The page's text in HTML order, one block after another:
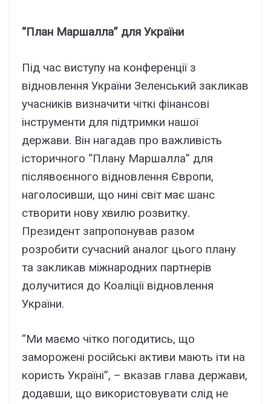
“План Маршалла” для України
Під час виступу на конференції з
відновлення України Зеленський закликав
учасників визначити чіткі фінансові
інструменти для підтримки нашої
держави. Він нагадав про важливість
історичного “Плану Маршалла” для
післявоєнного відновлення Європи,
наголосивши, що нині світ має шанс
створити нову хвилю розвитку.
Президент запропонував разом
розробити сучасний аналог цього плану
та закликав міжнародних партнерів
долучитися до Коаліції відновлення
України.
“Ми маємо чітко погодитись, що
заморожені російські активи мають іти на
користь Україні”, – вказав глава держави,
додавши, що використовувати слід не